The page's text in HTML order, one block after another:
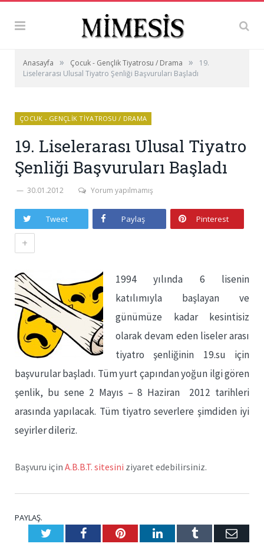
Anasayfa » Çocuk - Gençlik Tiyatrosu / Drama »
19.
Liselerarası Ulusal Tiyatro Şenliği Başvuruları Başladı
ÇOCUK - GENÇLIK TIYATROSU / DRAMA
19. Liselerarası Ulusal Tiyatro
Şenliği Başvuruları Başladı
30.01.2012 Yorum yapılmamış
Tweet Paylaş Pinterest
+
1994 yılında 6 lisenin
katılımıyla başlayan ve
günümüze kadar kesintisiz
olarak devam eden liseler arası
tiyatro şenliğinin 19.su için
başvurular başladı. Tüm yurt çapından yoğun ilgi gören
şenlik, bu sene 2 Mayıs – 8 Haziran 2012 tarihleri
arasında yapılacak. Tüm tiyatro severlere şimdiden iyi
seyirler dileriz.
Başvuru için A.B.B.T. sitesini ziyaret edebilirsiniz.
PAYLAŞ.
TwitterFacebookPinterestLinkedInTumblr E-